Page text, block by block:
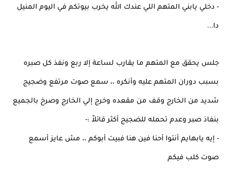
- دخلي يابني المتهم اللي عندك الله يخرب بيوتكم في اليوم المنيل
دا...
جلس يحقق مع المتهم ما يقارب لساعة إلا ربع ونفذ كل صبره
بسبب دوران المتهم عليه وأنكره ،، سمع صوت مرتفع وضجيج
شديد من الخارج وقف من مقعده وخرج إلي الخارج وصرخ بالجميع
بنفاذ صبر وعدم تحمله للضجيج أكثر قائلاً :-
- إيه يابهايم أنتوا أحنا فين هنا فبيت أبوكم ،، مش عايز أسمع
صوت كلب فيكم